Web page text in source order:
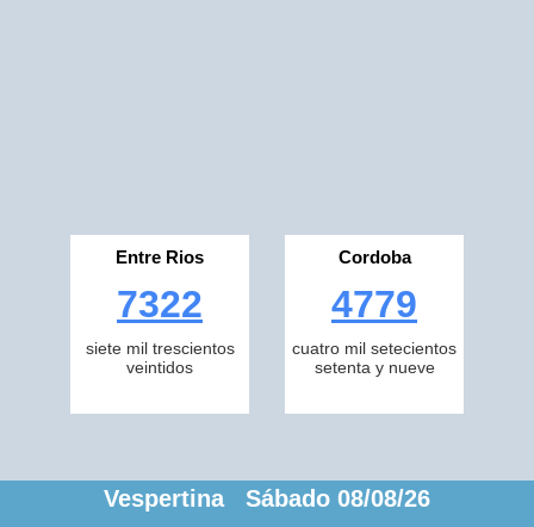
Entre Rios
7322
siete mil trescientos
veintidos
Cordoba
4779
cuatro mil setecientos
setenta y nueve
Vespertina Sábado 08/08/26